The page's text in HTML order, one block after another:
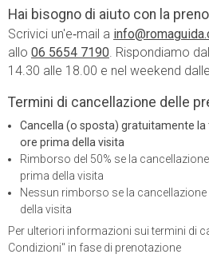
Hai bisogno di aiuto con la
Scrivici un'e‑mail a
allo 06 5654 7190. Rispondiamo
14.30 alle 18.00 e nel weekend
Termini di cancellazione delle
Cancella (o sposta) gratuitamente
ore prima della visita
Rimborso del 50% se la
prima della visita
Nessun rimborso se la cancellazione
della visita
Per ulteriori informazioni sui termini di
Condizioni" in fase di prenotazione